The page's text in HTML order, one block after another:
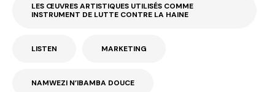
LES ŒUVRES ARTISTIQUES UTILISÉS COMME
INSTRUMENT DE LUTTE CONTRE LA HAINE
LISTEN MARKETING
NAMWEZI N’IBAMBA DOUCE